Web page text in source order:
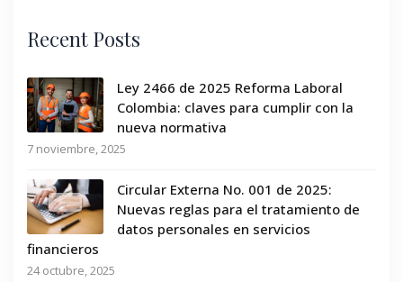
Recent Posts
Ley 2466 de 2025 Reforma Laboral
Colombia: claves para cumplir con la
nueva normativa
7 noviembre, 2025
Circular Externa No. 001 de 2025:
Nuevas reglas para el tratamiento de
datos personales en servicios
financieros
24 octubre, 2025